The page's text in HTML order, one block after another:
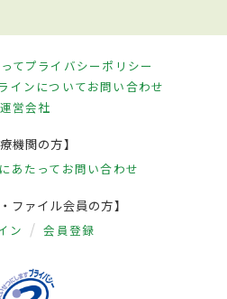
てプライバシーポリシー
インについてお問い合わせ
運営会社
療機関の方】
あたって お問い合わせ
ファイル会員の方】
ン 会員登録